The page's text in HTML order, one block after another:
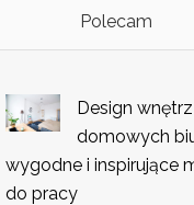
Polecam
Design
domowych
wygodne i inspirujące
do pracy